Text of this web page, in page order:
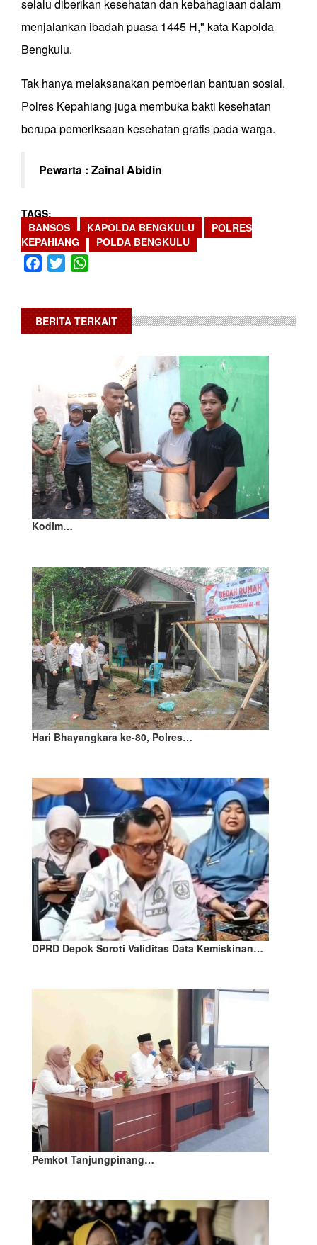
selalu diberikan kesehatan dan kebahagiaan dalam
menjalankan ibadah puasa 1445 H," kata Kapolda
Bengkulu.
Tak hanya melaksanakan pemberian bantuan sosial,
Polres Kepahiang juga membuka bakti kesehatan
berupa pemeriksaan kesehatan gratis pada warga.
Pewarta : Zainal Abidin
TAGS
BANSOS
KAPOLDA BENGKULU
POLRES
KEPAHIANG
POLDA BENGKULU
Facebook
Twitter
BERITA TERKAIT
Kodim…
Hari Bhayangkara ke-80, Polres…
DPRD Depok Soroti Validitas Data Kemiskinan…
Pemkot Tanjungpinang…